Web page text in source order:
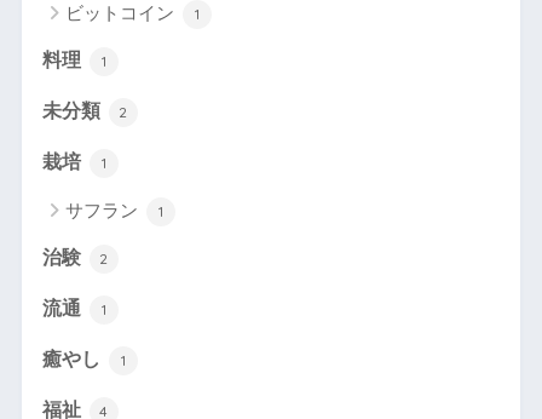
ビットコイン 1
料理 1
未分類 2
栽培 1
サフラン 1
治験 2
流通 1
癒やし 1
福祉 4